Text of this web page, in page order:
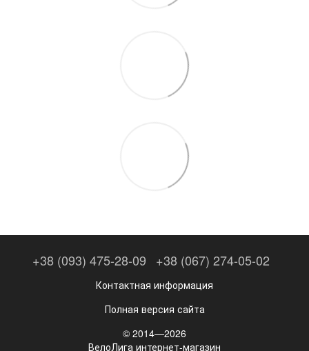
+38 (093) 475-28-09 +38 (067) 274-05-02
Контактная информация
Полная версия сайта
© 2014—2026
ВелоЛига интернет-магазин